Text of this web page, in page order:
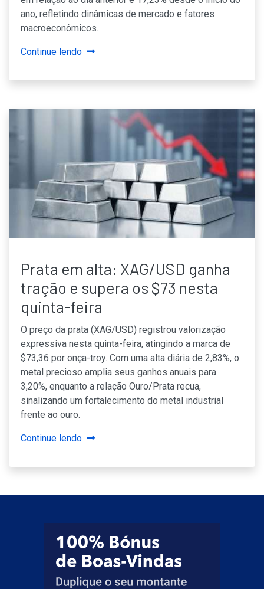
ano, refletindo dinâmicas de mercado e fatores
macroeconômicos.
Continue lendo
Prata em alta: XAG/USD ganha
tração e supera os $73 nesta
quinta-feira
O preço da prata (XAG/USD) registrou valorização
expressiva nesta quinta-feira, atingindo a marca de
$73,36 por onça-troy. Com uma alta diária de 2,83%, o
metal precioso amplia seus ganhos anuais para
3,20%, enquanto a relação Ouro/Prata recua,
sinalizando um fortalecimento do metal industrial
frente ao ouro.
Continue lendo